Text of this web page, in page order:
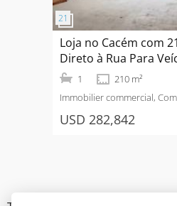
Loja no Cacém com
Direto à Rua Para
1
210 m²
Immobilier commercial,
USD 282,842